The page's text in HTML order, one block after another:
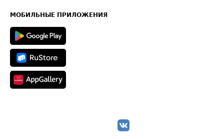
Техническая информация
МОБИЛЬНЫЕ ПРИЛОЖЕНИЯ